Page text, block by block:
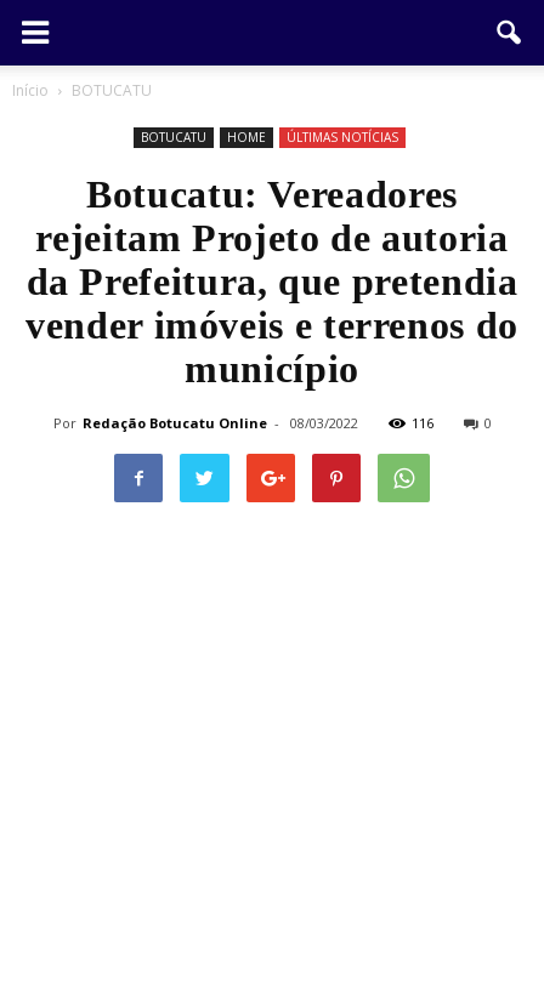
Início BOTUCATU
BOTUCATU HOME ÚLTIMAS NOTÍCIAS
Botucatu: Vereadores
rejeitam Projeto de autoria
da Prefeitura, que pretendia
vender imóveis e terrenos do
município
Por Redação Botucatu Online - 08/03/2022 116 0